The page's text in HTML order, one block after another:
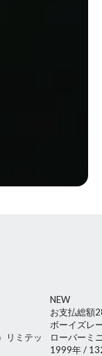
リミテッ
NEW
お支払総額
ボーイズレ
ローバーミ
1999年/